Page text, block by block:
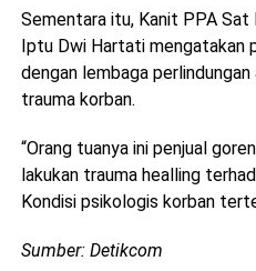
Sementara itu, Kanit PPA
Iptu Dwi Hartati mengatakan
dengan lembaga
trauma korban.
“Orang tuanya ini penjual
lakukan trauma healling
Kondisi psikologis korban
Sumber: Detikcom